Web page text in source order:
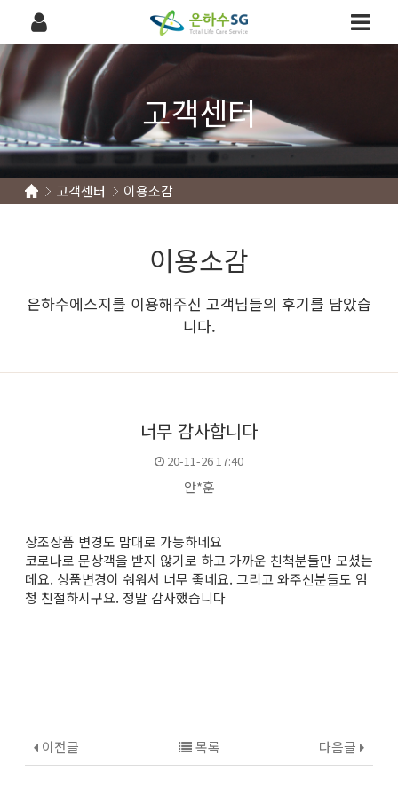
고객센터
고객센터 이용소감
이용소감
은하수에스지를 이용해주신 고객님들의 후기를 담았습
니다.
너무 감사합니다
20-11-26 17:40
안*훈
본문
상조상품 변경도 맘대로 가능하네요
코로나로 문상객을 받지 않기로 하고 가까운 친척분들만 모셨는
데요. 상품변경이 숴워서 너무 좋네요. 그리고 와주신분들도 엄
청 친절하시구요. 정말 감사했습니다
이전글 다음글
목록